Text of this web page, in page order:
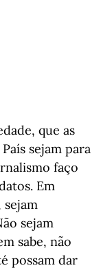
que as
sejam para
faço
Em
sejam
sejam
sabe, não
possam dar